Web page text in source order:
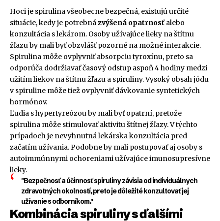
Hoci je spirulina všeobecne bezpečná, existujú určité
situácie, kedy je potrebnázvýšená opatrnosť alebo
konzultácia s lekárom. Osoby užívajúce lieky na štítnu
žľazu by mali byť obzvlášť pozorné na možné interakcie.
Spirulina môže ovplyvniť absorpciu tyroxínu, preto sa
odporúča dodržiavať časový odstup aspoň 4 hodiny medzi
užitím liekov na štítnu žľazu a spiruliny. Vysoký obsah jódu
v spiruline môže tiež ovplyvniť dávkovanie syntetických
hormónov.
Ľudia s hypertyreózou by mali byť opatrní, pretože
spirulina môže stimulovať aktivitu štítnej žľazy. V týchto
prípadoch je nevyhnutná lekárska konzultácia pred
začatím užívania. Podobne by mali postupovať aj osoby s
autoimmúnnymi ochoreniami užívajúce imunosupresívne
lieky.
"Bezpečnosť a účinnosť spiruliny závisia od individuálnych
zdravotných okolností, preto je dôležité konzultovať jej
užívanie s odborníkom."
Kombinácia spiruliny s ďalšími